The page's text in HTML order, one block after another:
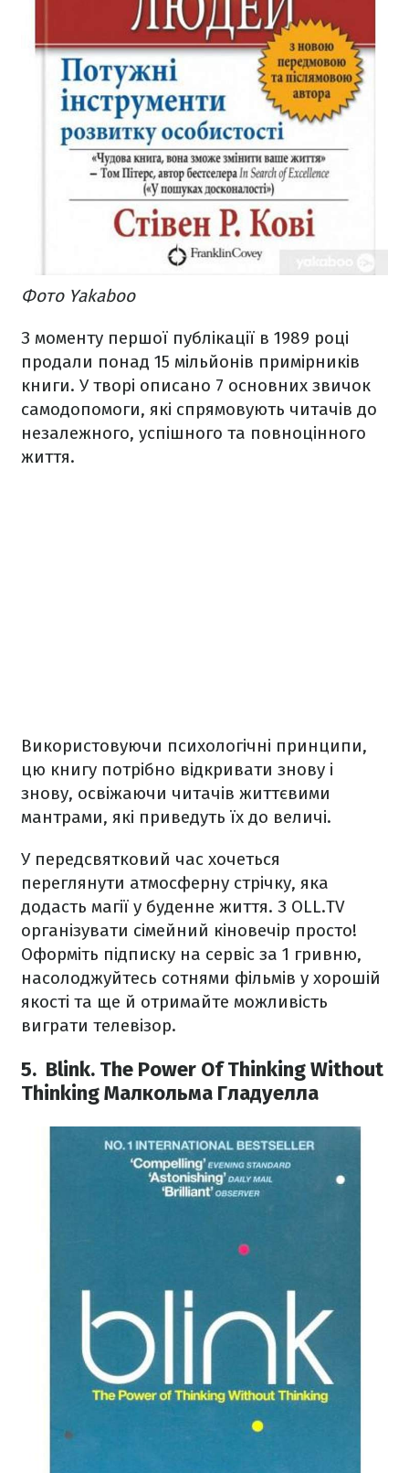
Фото Yakaboo
З моменту першої публікації в 1989 році
продали понад 15 мільйонів примірників
книги. У творі описано 7 основних звичок
самодопомоги, які спрямовують читачів до
незалежного, успішного та повноцінного
життя.
Використовуючи психологічні принципи,
цю книгу потрібно відкривати знову і
знову, освіжаючи читачів життєвими
мантрами, які приведуть їх до величі.
У передсвятковий час хочеться
переглянути атмосферну стрічку, яка
додасть магії у буденне життя. З OLL.TV
організувати сімейний кіновечір просто!
Оформіть підписку на сервіс за 1 гривню,
насолоджуйтесь сотнями фільмів у хорошій
якості та ще й отримайте можливість
виграти телевізор.
5. Blink. The Power Of Thinking Without
Thinking Малкольма Гладуелла